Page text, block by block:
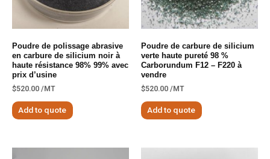
Poudre de polissage abrasive
en carbure de silicium noir à
haute résistance 98% 99% avec
prix d’usine
$520.00 /MT
Add to quote
Poudre de carbure de silicium
verte haute pureté 98 %
Carborundum F12 – F220 à
vendre
$520.00 /MT
Add to quote